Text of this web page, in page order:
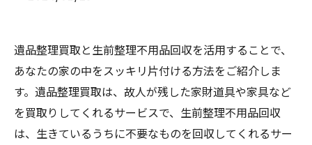
遺品整理買取と生前整理不用品回収を活用することで、
あなたの家の中をスッキリ片付ける方法をご紹介しま
す。遺品整理買取は、故人が残した家財道具や家具など
を買取りしてくれるサービスで、生前整理不用品回収
は、生きているうちに不要なものを回収してくれるサー